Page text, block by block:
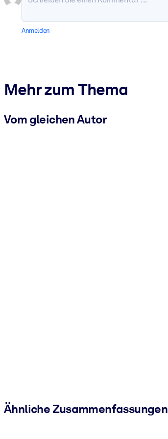
Anmelden
Mehr zum Thema
Vom gleichen Autor
Ähnliche Zusammenfassungen